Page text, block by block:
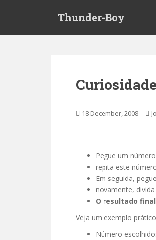
Thunder-Boy
18 December, 2008
Pegue um
repita este
Em seguida,
novamente,
O resultado
Veja um exemplo
Número